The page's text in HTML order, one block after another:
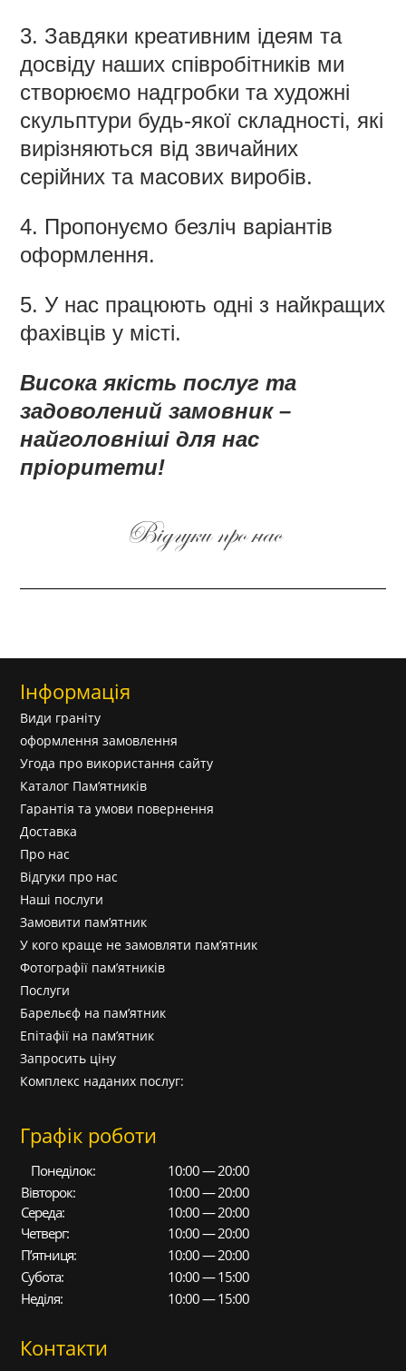
3. Завдяки креативним ідеям та
досвіду наших співробітників ми
створюємо надгробки та художні
скульптури будь-якої складності, які
вирізняються від звичайних
серійних та масових виробів.
4. Пропонуємо безліч варіантів
оформлення.
5. У нас працюють одні з найкращих
фахівців у місті.
Висока якість послуг та
задоволений замовник –
найголовніші для нас
пріоритети!
Відгуки про нас
Інформація
Види граніту
оформлення замовлення
Угода про використання сайту
Каталог Пам’ятників
Гарантія та умови повернення
Доставка
Про нас
Відгуки про нас
Наші послуги
Замовити пам’ятник
У кого краще не замовляти пам’ятник
Фотографії пам’ятників
Послуги
Барельєф на пам’ятник
Епітафії на пам’ятник
Запросить ціну
Комплекс наданих послуг:
Графік роботи
Понеділок:
10:00 — 20:00
Вівторок:
10:00 — 20:00
Середа:
10:00 — 20:00
Четверг:
10:00 — 20:00
П’ятниця:
10:00 — 20:00
Субота:
10:00 — 15:00
Неділя:
10:00 — 15:00
Контакти